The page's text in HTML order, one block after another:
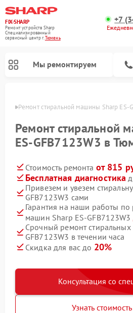
FIX-SHARP
Ремонт устройств Sharp
Специализированный
cервисный центр г.Тюмень
+7
Мы ремонтируем
Ремонт стиральной машины Sharp ES-
Ремонт стиральной
ES-GFB7123W3 в
Стоимость ремонта от 815
Бесплатная диагностика
Привезем и увезем
GFB7123W3 сами
Гарантия на наши работы по
машин Sharp ES-GFB7123W3
Срочный ремонт
GFB7123W3 в течении часа
Скидка для вас до 20%
Консультация со
Узнать